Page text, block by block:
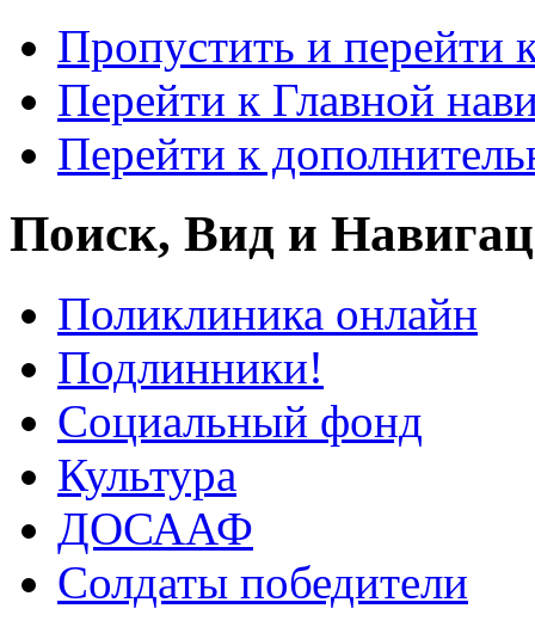
Пропустить и перейти
Перейти к Главной
Перейти к
Поиск, Вид и
Поликлиника онлайн
Подлинники!
Социальный фонд
Культура
ДОСААФ
Солдаты победители